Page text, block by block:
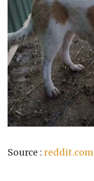
Source : reddit.com